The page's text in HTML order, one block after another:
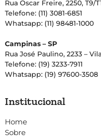
Rua Oscar Freire, 2250, T9/
Telefone: (11) 3081-6851
Whatsapp: (11) 98481-1000
Campinas – SP
Rua José Paulino, 2233 –
Telefone: (19) 3233-7911
Whatsapp: (19) 97600-3508
Institucional
Home
Sobre